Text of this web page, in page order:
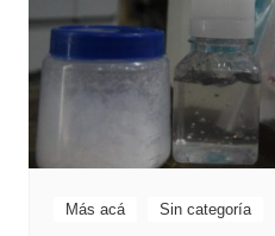
Más acá Sin categoría